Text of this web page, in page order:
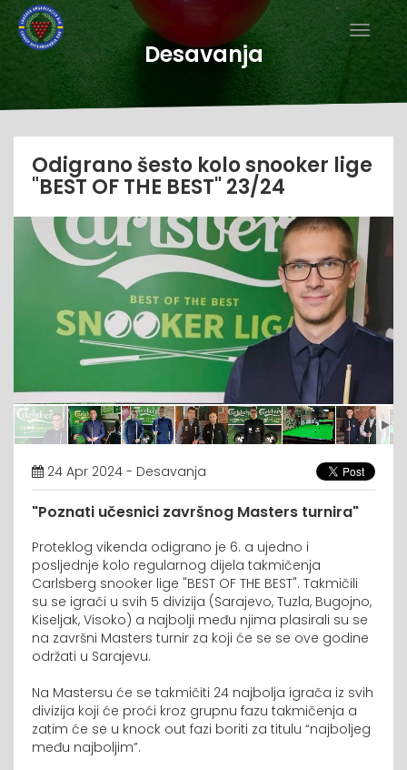
Desavanja
Odigrano šesto kolo snooker lige
"BEST OF THE BEST" 23/24
24 Apr 2024 - Desavanja
"Poznati učesnici završnog Masters turnira"
Proteklog vikenda odigrano je 6. a ujedno i
posljednje kolo regularnog dijela takmičenja
Carlsberg snooker lige "BEST OF THE BEST". Takmičili
su se igrači u svih 5 divizija (Sarajevo, Tuzla, Bugojno,
Kiseljak, Visoko) a najbolji među njima plasirali su se
na završni Masters turnir za koji će se se ove godine
održati u Sarajevu.
Na Mastersu će se takmičiti 24 najbolja igrača iz svih
divizija koji će proći kroz grupnu fazu takmičenja a
zatim će se u knock out fazi boriti za titulu “najboljeg
među najboljim”.